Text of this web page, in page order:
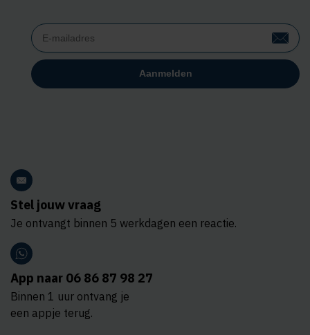
Stel jouw vraag
Je ontvangt binnen 5 werkdagen een reactie.
App naar 06 86 87 98 27
Binnen 1 uur ontvang je
een appje terug.